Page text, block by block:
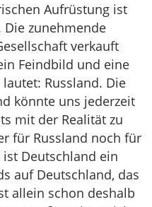
Aufrüstung ist
zunehmende
verkauft
Feindbild und eine
Russland. Die
könnte uns jederzeit
mit der Realität zu
für Russland noch für
Deutschland ein
auf Deutschland, das
allein schon deshalb